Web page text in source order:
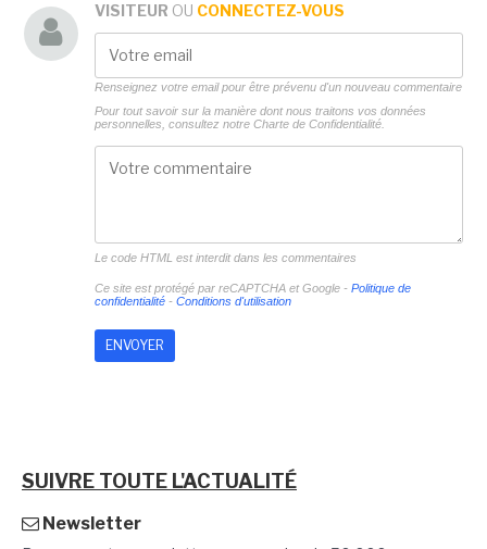
VISITEUR OU CONNECTEZ-VOUS
Renseignez votre email pour être prévenu d'un nouveau commentaire
Pour tout savoir sur la manière dont nous traitons vos données
personnelles, consultez notre Charte de Confidentialité.
Le code HTML est interdit dans les commentaires
Ce site est protégé par reCAPTCHA et Google - Politique de
confidentialité- Conditions d'utilisation
SUIVRE TOUTE L'ACTUALITÉ
Newsletter